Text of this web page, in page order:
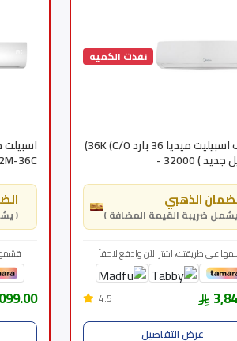
نفذت الكميه
مكيف اسبيليت ميديا 36 بارد 36K (C/O)
(موديل جديد ) 32000 -
الذهبي
على طريقتك، اشتر الآن وادفع لاحقاً
4.5
عرض التفاصيل
( يشمل ضريبة القيمة المضافة )